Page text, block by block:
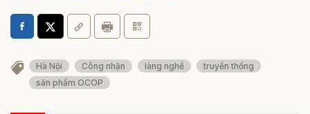
Hà Nội Công nhận làng nghề
truyền thống
sản phẩm OCOP